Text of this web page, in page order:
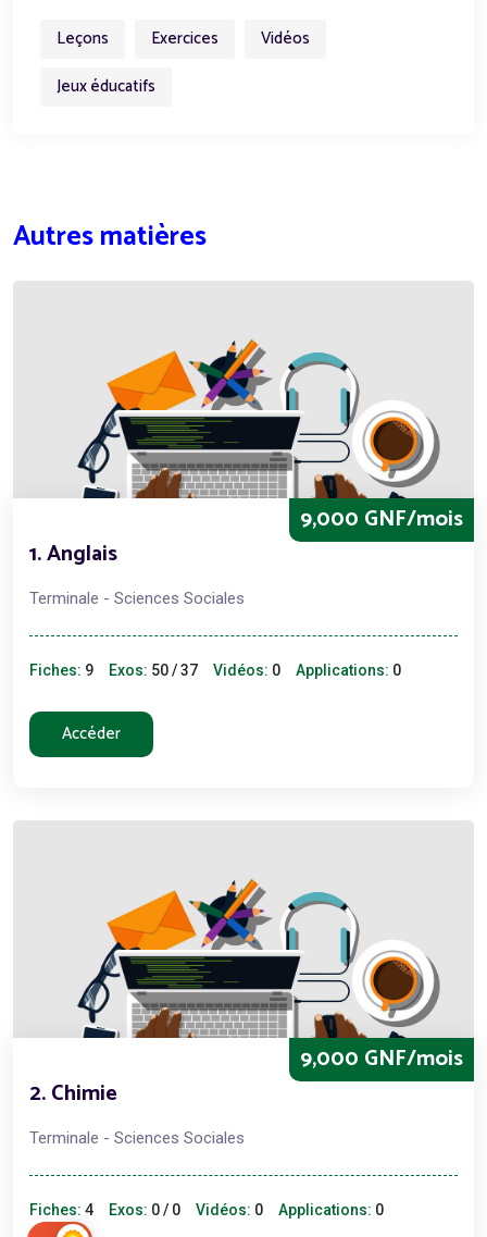
Leçons Exercices
Vidéos
Jeux éducatifs
Autres matières
9,000 GNF/mois
1. Anglais
Terminale - Sciences Sociales
Fiches: 9 Exos: 50 / 37 Vidéos: 0 Applications: 0
Accéder
9,000 GNF/mois
2. Chimie
Terminale - Sciences Sociales
Fiches: 4 Exos: 0 / 0 Vidéos: 0 Applications: 0